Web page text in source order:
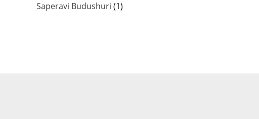
Saperavi Budushuri (1)